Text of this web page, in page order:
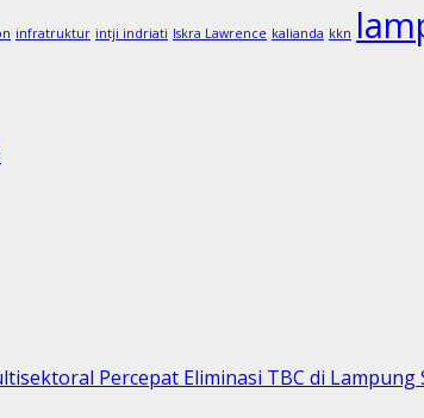
infratruktur intji indriati Iskra Lawrence kalianda kkn
Percepat Eliminasi TBC di Lampung